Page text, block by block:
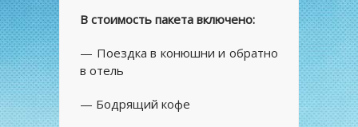
В стоимость пакета включено:
— Поездка в конюшни и обратно
в отель
— Бодрящий кофе